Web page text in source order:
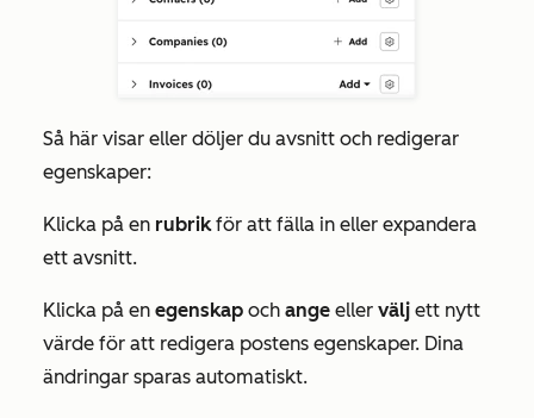
Så här visar eller döljer du avsnitt och redigerar
egenskaper:
Klicka på en rubrikför att fälla in eller expandera
ett avsnitt.
Klicka på en egenskap och ange eller välj ett nytt
värde för att redigera postens egenskaper. Dina
ändringar sparas automatiskt.